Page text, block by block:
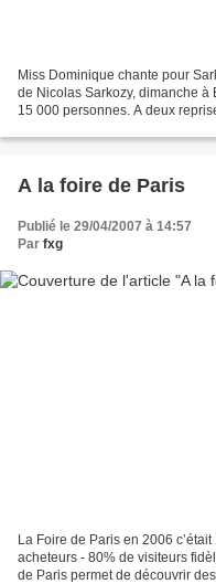
Miss Dominique chante pour
de Nicolas Sarkozy, dimanche à
15 000 personnes. A deux
A la foire de Paris
Publié le 29/04/2007 à 14:57
Par fxg
La Foire de Paris en 2006
acheteurs - 80% de visiteurs
de Paris permet de découvrir